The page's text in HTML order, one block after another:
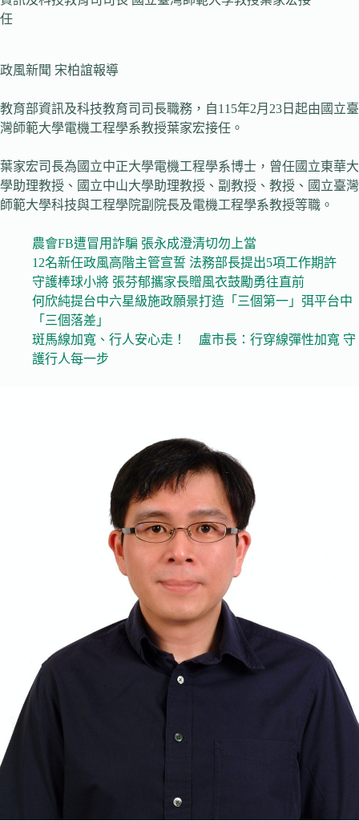
任
政風新聞 宋柏誼報導
教育部資訊及科技教育司司長職務，自115年2月23日起由國立臺
灣師範大學電機工程學系教授葉家宏接任。
葉家宏司長為國立中正大學電機工程學系博士，曾任國立東華大
學助理教授、國立中山大學助理教授、副教授、教授、國立臺灣
師範大學科技與工程學院副院長及電機工程學系教授等職。
農會FB遭冒用詐騙 張永成澄清切勿上當
12名新任政風高階主管宣誓 法務部長提出5項工作期許
守護棒球小將 張芬郁攜家長贈風衣鼓勵勇往直前
何欣純提台中六星級施政願景打造「三個第一」弭平台中
「三個落差」
斑馬線加寬、行人安心走！ 盧市長：行穿線彈性加寬 守
護行人每一步